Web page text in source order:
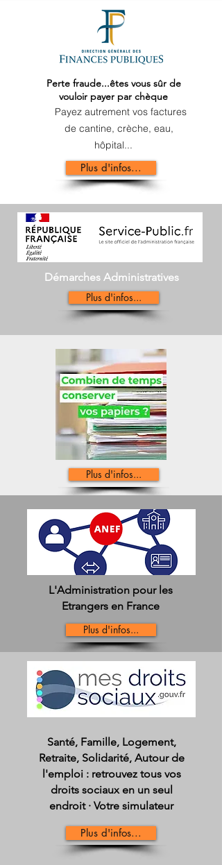
Perte fraude...êtes vous sûr de
vouloir payer par chèque
Payez autrement vos factures
de cantine, crèche, eau,
hôpital...
Plus d'infos...
Démarches Administratives
Plus d'infos...
Plus d'infos...
L'Administration pour les
Etrangers en France
Plus d'infos...
Santé, Famille, Logement,
Retraite, Solidarité, Autour de
l'emploi : retrouvez tous vos
droits sociaux en un seul
endroit · Votre simulateur
Plus d'infos...